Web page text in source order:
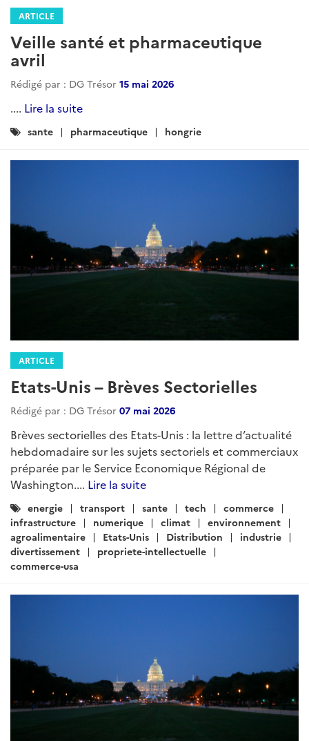
ARTICLE
Veille santé et pharmaceutique
avril
Rédigé par : DG Trésor 15 mai 2026
.... Lire la suite
Catégories
sante pharmaceutique hongrie
ARTICLE
Etats-Unis – Brèves Sectorielles
Rédigé par : DG Trésor 07 mai 2026
Brèves sectorielles des Etats-Unis : la lettre d’actualité
hebdomadaire sur les sujets sectoriels et commerciaux
préparée par le Service Economique Régional de
Washington.... Lire la suite
Catégories
:
energie transport sante tech
commerce
infrastructure
numerique climat
environnement
agroalimentaire
Etats-Unis Distribution
industrie
divertissement
propriete-intellectuelle
commerce-usa